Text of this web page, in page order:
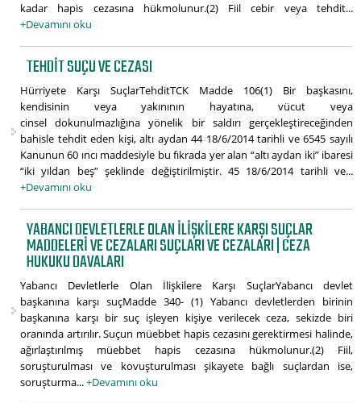
kadar hapis cezasına hükmolunur.(2) Fiil cebir veya tehdit...
+Devamını oku
TEHDIT SUÇU VE CEZASI
Hürriyete Karşı SuçlarTehditTCK Madde 106(1) Bir başkasını,
kendisinin veya yakınının hayatına, vücut veya
cinsel dokunulmazlığına yönelik bir saldırı gerçekleştireceğinden
bahisle tehdit eden kişi, altı aydan 44 18/6/2014 tarihli ve 6545 sayılı
Kanunun 60 ıncı maddesiyle bu fıkrada yer alan “altı aydan iki” ibaresi
“iki yıldan beş” şeklinde değiştirilmiştir. 45 18/6/2014 tarihli ve...
+Devamını oku
YABANCI DEVLETLERLE OLAN İLIŞKILERE KARŞI SUÇLAR
MADDELERI VE CEZALARI SUÇLARI VE CEZALARI | CEZA
HUKUKU DAVALARI
Yabancı Devletlerle Olan İlişkilere Karşı SuçlarYabancı devlet
başkanına karşı suçMadde 340- (1) Yabancı devletlerden birinin
başkanına karşı bir suç işleyen kişiye verilecek ceza, sekizde biri
oranında artırılır. Suçun müebbet hapis cezasını gerektirmesi halinde,
ağırlaştırılmış müebbet hapis cezasına hükmolunur.(2) Fiil,
soruşturulması ve kovuşturulması şikayete bağlı suçlardan ise,
soruşturma...+Devamını oku